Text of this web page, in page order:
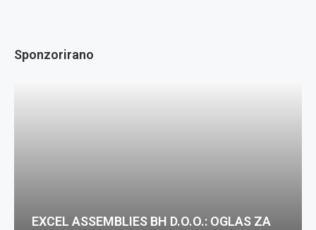
Sponzorirano
EXCEL ASSEMBLIES BH D.O.O.: OGLAS ZA